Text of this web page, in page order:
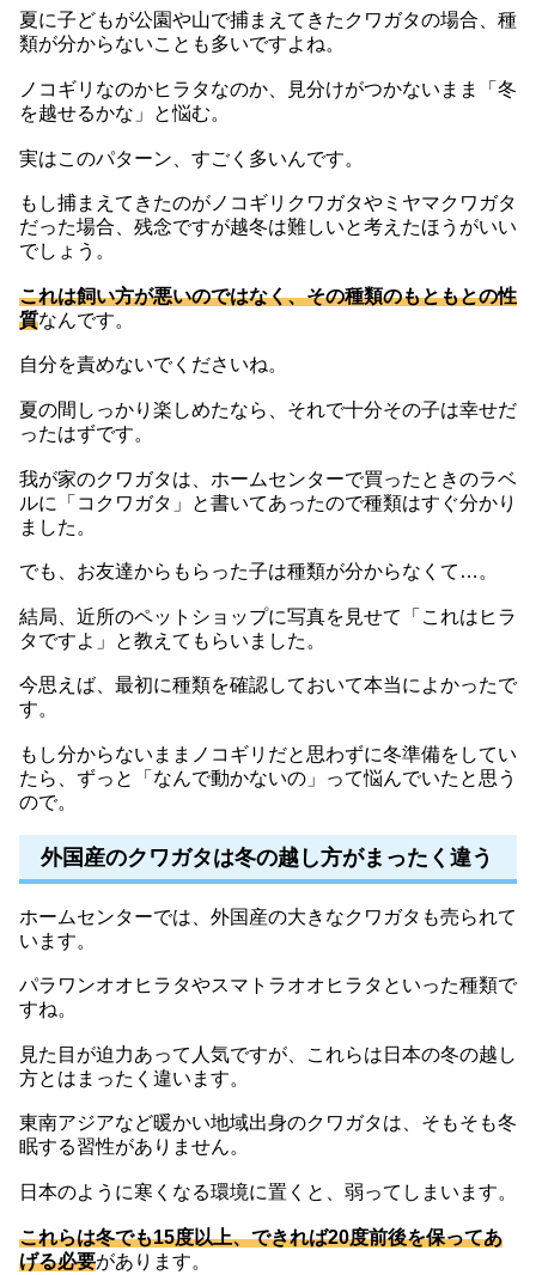
夏に子どもが公園や山で捕まえてきたクワガタの場合、種
類が分からないことも多いですよね。
ノコギリなのかヒラタなのか、見分けがつかないまま「冬
を越せるかな」と悩む。
実はこのパターン、すごく多いんです。
もし捕まえてきたのがノコギリクワガタやミヤマクワガタ
だった場合、残念ですが越冬は難しいと考えたほうがいい
でしょう。
これは飼い方が悪いのではなく、その種類のもともとの性
質なんです。
自分を責めないでくださいね。
夏の間しっかり楽しめたなら、それで十分その子は幸せだ
ったはずです。
我が家のクワガタは、ホームセンターで買ったときのラベ
ルに「コクワガタ」と書いてあったので種類はすぐ分かり
ました。
でも、お友達からもらった子は種類が分からなくて…。
結局、近所のペットショップに写真を見せて「これはヒラ
タですよ」と教えてもらいました。
今思えば、最初に種類を確認しておいて本当によかったで
す。
もし分からないままノコギリだと思わずに冬準備をしてい
たら、ずっと「なんで動かないの」って悩んでいたと思う
ので。
外国産のクワガタは冬の越し方がまったく違う
ホームセンターでは、外国産の大きなクワガタも売られて
います。
パラワンオオヒラタやスマトラオオヒラタといった種類で
すね。
見た目が迫力あって人気ですが、これらは日本の冬の越し
方とはまったく違います。
東南アジアなど暖かい地域出身のクワガタは、そもそも冬
眠する習性がありません。
日本のように寒くなる環境に置くと、弱ってしまいます。
これらは冬でも15度以上、できれば20度前後を保ってあ
げる必要があります。